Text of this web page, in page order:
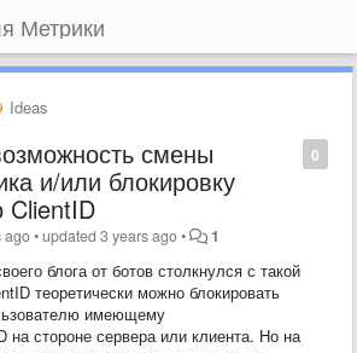
Метрики
Ideas
0
смены
и/или блокировку
ClientID
ago•updated3 years ago• 1
блога от ботов столкнулся с такой
теоретически можно блокировать
имеющему
на стороне сервера или клиента. Но на